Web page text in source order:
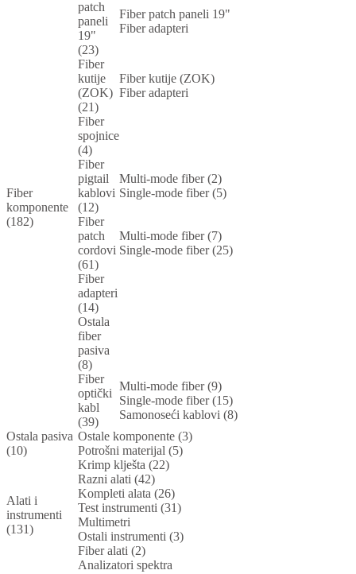
Fiber
komponente
(182)
patch
paneli
19"
(23)
Fiber patch paneli 19"
Fiber adapteri
Fiber
kutije
(ZOK)
(21)
Fiber kutije (ZOK)
Fiber adapteri
Fiber
spojnice
(4)
Fiber
pigtail
kablovi
(12)
Multi-mode fiber (2)
Single-mode fiber (5)
Fiber
patch
cordovi
(61)
Multi-mode fiber (7)
Single-mode fiber (25)
Fiber
adapteri
(14)
Ostala
fiber
pasiva
(8)
Fiber
optički
kabl
(39)
Multi-mode fiber (9)
Single-mode fiber (15)
Samonoseći kablovi (8)
Ostala pasiva
(10)
Ostale komponente (3)
Potrošni materijal (5)
Alati i
instrumenti
(131)
Krimp klješta (22)
Razni alati (42)
Kompleti alata (26)
Test instrumenti (31)
Multimetri
Ostali instrumenti (3)
Fiber alati (2)
Analizatori spektra